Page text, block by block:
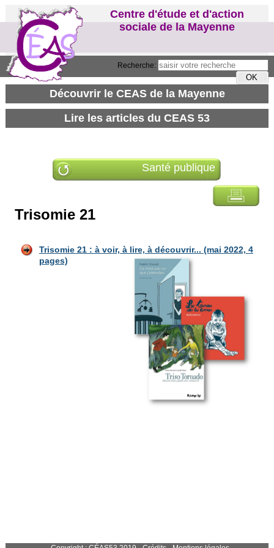
Recherche:
Centre d'étude et d'action
sociale de la Mayenne
Santé publique
Trisomie 21
Trisomie 21 : à voir, à lire, à découvrir... (mai 2022, 4
pages)